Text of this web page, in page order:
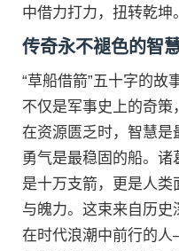
中借力打力，扭转乾坤。
传奇永不褪色的智
“草船借箭”五十字的故
不仅是军事史上的奇策
在资源匮乏时，智慧是
勇气是最稳固的船。
是十万支箭，更是人
与魄力。这束来自历
在时代浪潮中前行的